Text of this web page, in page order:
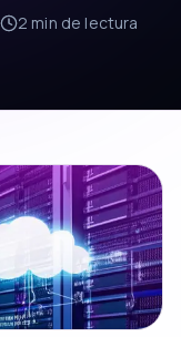
2 min de lectura